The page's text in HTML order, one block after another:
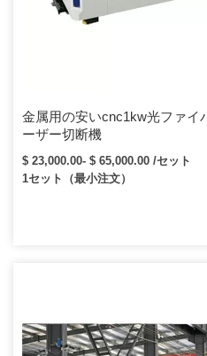
金属用の安いcnc1kw光ファイ
ーザー切断機
$ 23,000.00- $ 65,000.00 /セット
1セット（最小注文）